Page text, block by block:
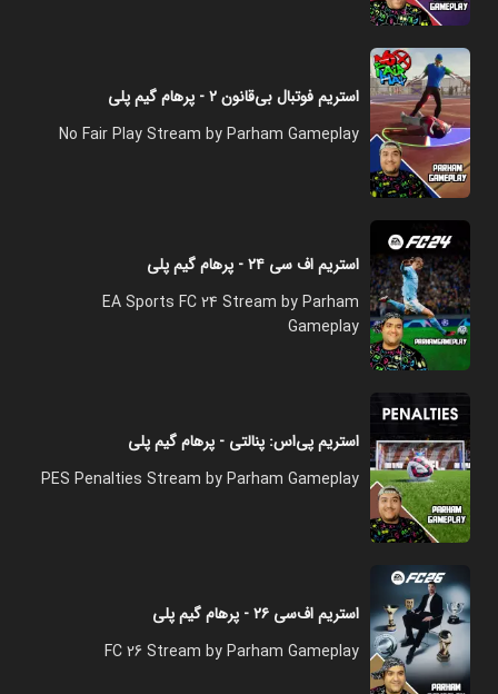
استریم فوتبال بی‌قانون ۲ - پرهام گیم پلی
No Fair Play Stream by Parham Gameplay
استریم اف سی ۲۴ - پرهام گیم پلی
EA Sports FC 24 Stream by Parham
Gameplay
استریم پی‌اس: پنالتی - پرهام گیم پلی
PES Penalties Stream by Parham Gameplay
استریم اف‌سی ۲۶ - پرهام گیم پلی
FC 26 Stream by Parham Gameplay